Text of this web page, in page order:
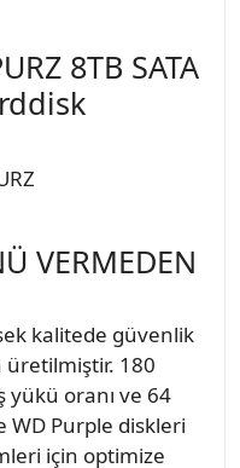
8TB SATA
VERMEDEN
kalitede güvenlik
üretilmiştir. 180
yükü oranı ve 64
WD Purple diskleri
için optimize